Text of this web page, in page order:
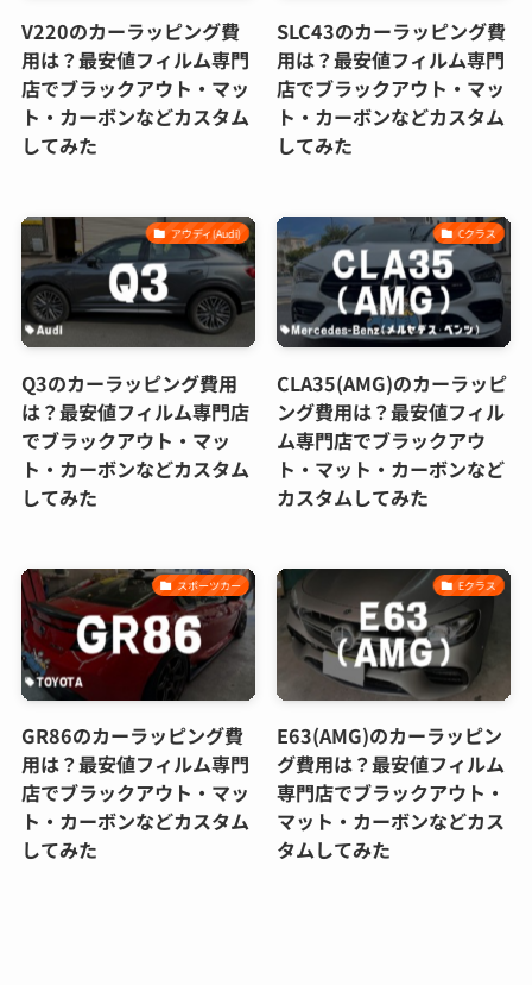
V220のカーラッピング費
用は？最安値フィルム専門
店でブラックアウト・マッ
ト・カーボンなどカスタム
してみた
SLC43のカーラッピング費
用は？最安値フィルム専門
店でブラックアウト・マッ
ト・カーボンなどカスタム
してみた
アウディ(Audi)
Q3のカーラッピング費用
は？最安値フィルム専門店
でブラックアウト・マッ
ト・カーボンなどカスタム
してみた
Cクラス
CLA35(AMG)のカーラッピ
ング費用は？最安値フィル
ム専門店でブラックアウ
ト・マット・カーボンなど
カスタムしてみた
スポーツカー
GR86のカーラッピング費
用は？最安値フィルム専門
店でブラックアウト・マッ
ト・カーボンなどカスタム
してみた
Eクラス
E63(AMG)のカーラッピン
グ費用は？最安値フィルム
専門店でブラックアウト・
マット・カーボンなどカス
タムしてみた